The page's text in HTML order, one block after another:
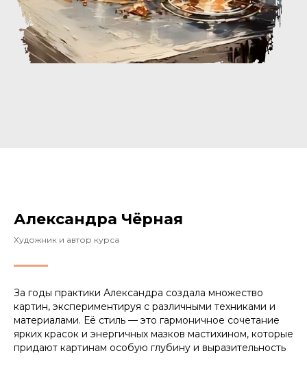
Александра Чёрная
Художник и автор курса
За годы практики Александра создала множество
картин, экспериментируя с различными техниками и
материалами. Её стиль — это гармоничное сочетание
ярких красок и энергичных мазков мастихином, которые
придают картинам особую глубину и выразительность